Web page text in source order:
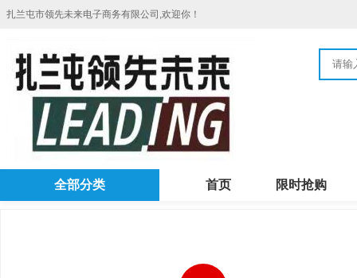
扎兰屯市领先未来电子商务有限公司,欢迎你！
全部分类 首页 限时抢购